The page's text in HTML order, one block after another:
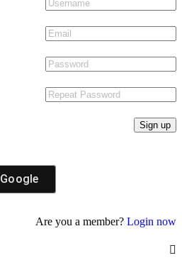
Google
Are you a member? Login now